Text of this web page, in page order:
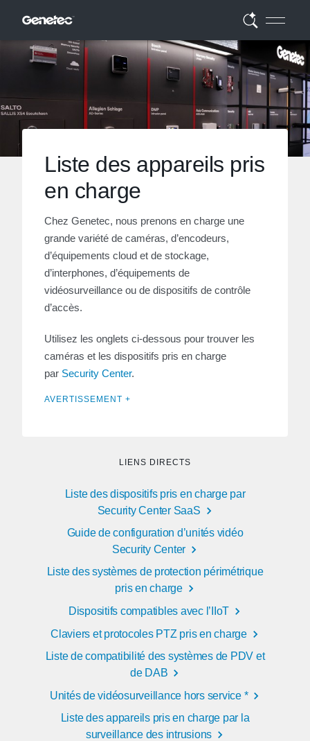
Liste des appareils pris
en charge
Chez Genetec, nous prenons en charge une
grande variété de caméras, d’encodeurs,
d’équipements cloud et de stockage,
d’interphones, d’équipements de
vidéosurveillance ou de dispositifs de contrôle
d’accès.
Utilisez les onglets ci-dessous pour trouver les
caméras et les dispositifs pris en charge
par Security Center.
AVERTISSEMENT +
LIENS DIRECTS
Liste des dispositifs pris en charge par
Security Center SaaS
Guide de configuration d’unités vidéo
Security Center
Liste des systèmes de protection périmétrique
pris en charge
Dispositifs compatibles avec l’IIoT
Claviers et protocoles PTZ pris en charge
Liste de compatibilité des systèmes de PDV et
de DAB
Unités de vidéosurveillance hors service *
Liste des appareils pris en charge par la
surveillance des intrusions